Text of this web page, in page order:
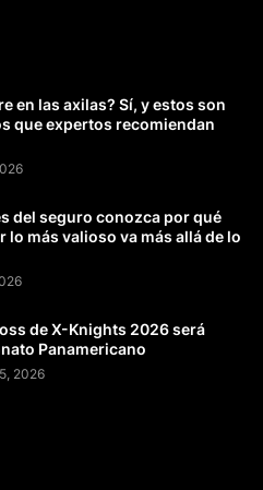
en las axilas? Sí, y estos son
que expertos recomiendan
del seguro conozca por qué
lo más valioso va más allá de lo
de X-Knights 2026 será
Panamericano
2026